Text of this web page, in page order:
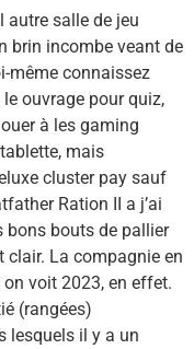
salle de jeu
brin incombe veant de
même connaissez
ouvrage pour quiz,
à les gaming
mais
cluster pay sauf
Ration II a j’ai
bons bouts de pallier
clair. La compagnie en
voit 2023, en effet.
(rangées)
lesquels il y a un